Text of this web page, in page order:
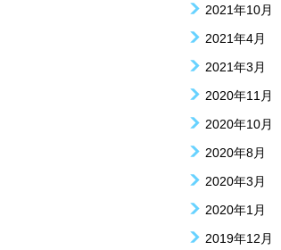
2021年10月
2021年4月
2021年3月
2020年11月
2020年10月
2020年8月
2020年3月
2020年1月
2019年12月